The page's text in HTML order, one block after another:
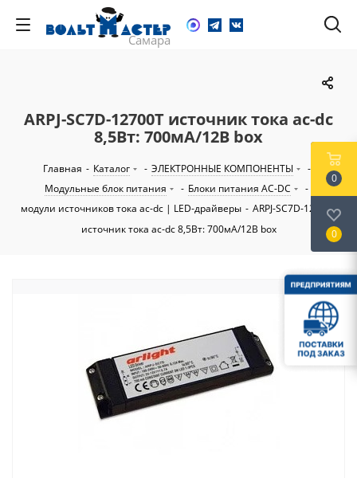
ARPJ-SC7D-12700T источник тока ac-dc
8,5Вт: 700мА/12В box
Главная - Каталог - ЭЛЕКТРОННЫЕ КОМПОНЕНТЫ
-
Модульные блок питания
- Блоки питания AC-DC
-
модули источников тока ac-dc | LED-драйверы - ARPJ-SC7D-12700T
источник тока ac-dc 8,5Вт: 700мА/12В box
0
0